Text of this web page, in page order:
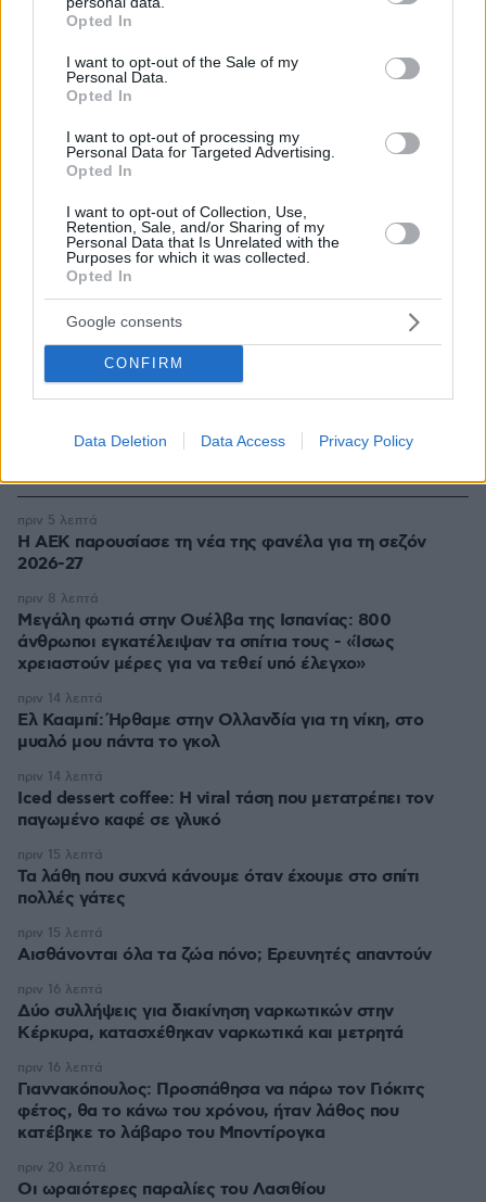
grant or deny consent to Google and its third-party tags to
use your data for below specified purposes in below Google
consent section.
Opted In
I want to opt-out of the Sale of my
Personal Data.
Opted In
I want to opt-out of processing my
Personal Data for Targeted Advertising.
Opted In
I want to opt-out of Collection, Use,
Retention, Sale, and/or Sharing of my
Personal Data that Is Unrelated with the
Purposes for which it was collected.
Opted In
Google consents
CONFIRM
Data Deletion Data Access Privacy Policy
Απομένουν2500χαρακτήρες
* Υποχρεωτικά πεδία
ΡΟΗ ΕΙΔΗΣΕΩΝ
Η ΑΕΚ παρουσίασε τη νέα της φανέλα για τη σεζόν
2026-27
πριν 5 λεπτά
Μεγάλη φωτιά στην Ουέλβα της Ισπανίας: 800
άνθρωποι εγκατέλειψαν τα σπίτια τους - «Ίσως
χρειαστούν μέρες για να τεθεί υπό έλεγχο»
πριν 8 λεπτά
Ελ Κααμπί: Ήρθαμε στην Ολλανδία για τη νίκη, στο
μυαλό μου πάντα το γκολ
πριν 14 λεπτά
Iced dessert coffee: Η viral τάση που μετατρέπει τον
παγωμένο καφέ σε γλυκό
πριν 14 λεπτά
Τα λάθη που συχνά κάνουμε όταν έχουμε στο σπίτι
πολλές γάτες
πριν 15 λεπτά
Αισθάνονται όλα τα ζώα πόνο; Ερευνητές απαντούν
πριν 15 λεπτά
Δύο συλλήψεις για διακίνηση ναρκωτικών στην
Κέρκυρα, κατασχέθηκαν ναρκωτικά και μετρητά
πριν 16 λεπτά
Γιαννακόπουλος: Προσπάθησα να πάρω τον Γιόκιτς
φέτος, θα το κάνω του χρόνου, ήταν λάθος που
κατέβηκε το λάβαρο του Μποντίρογκα
πριν 16 λεπτά
Οι ωραιότερες παραλίες του Λασιθίου
πριν 20 λεπτά